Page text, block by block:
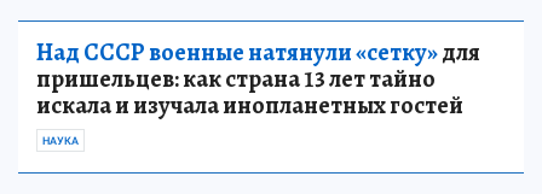
Над СССР военные натянули «сетку»для
пришельцев: как страна 13 лет тайно
искала и изучала инопланетных гостей
НАУКА